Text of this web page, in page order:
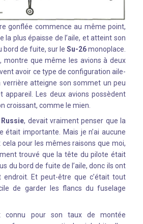
gonflée commence au même point,
la plus épaisse de l’aile, et atteint son
bord de fuite, sur le Su-26monoplace.
montre que même les avions à deux
avoir ce type de configuration aile-
verrière atteigne son sommet un peu
appareil. Les deux avions possèdent
croissant, comme le mien.
Russie, devait vraiment penser que la
était importante. Mais je n’ai aucune
pour les mêmes raisons que moi,
trouvé que la tête du pilote était
du bord de fuite de l’aile, donc ils ont
Et peut-être que c’était tout
de garder les flancs du fuselage
connu pour son taux de montée